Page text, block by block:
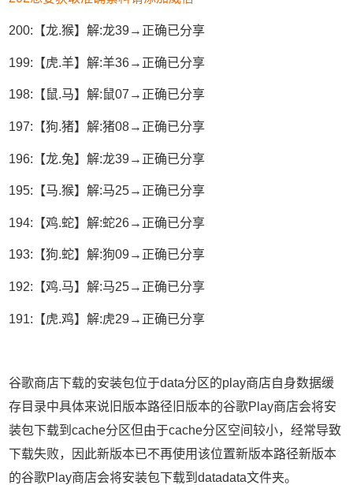
200:【龙.猴】解:龙39→正确已分享
199:【虎.羊】解:羊36→正确已分享
198:【鼠.马】解:鼠07→正确已分享
197:【狗.猪】解:猪08→正确已分享
196:【龙.兔】解:龙39→正确已分享
195:【马.猴】解:马25→正确已分享
194:【鸡.蛇】解:蛇26→正确已分享
193:【狗.蛇】解:狗09→正确已分享
192:【鸡.马】解:马25→正确已分享
191:【虎.鸡】解:虎29→正确已分享
谷歌商店下载的安装包位于data分区的play商店自身数据缓
存目录中具体来说旧版本路径旧版本的谷歌Play商店会将安
装包下载到cache分区但由于cache分区空间较小，经常导致
下载失败，因此新版本已不再使用该位置新版本路径新版本
的谷歌Play商店会将安装包下载到datadata文件夹。